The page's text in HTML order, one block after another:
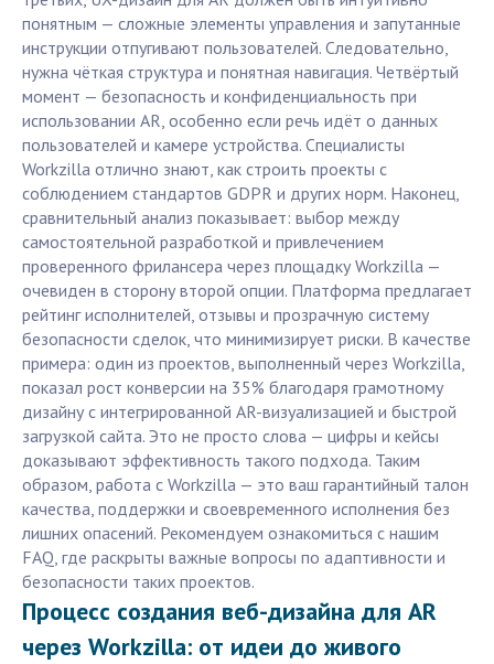
понятным — сложные элементы управления и запутанные
инструкции отпугивают пользователей. Следовательно,
нужна чёткая структура и понятная навигация. Четвёртый
момент — безопасность и конфиденциальность при
использовании AR, особенно если речь идёт о данных
пользователей и камере устройства. Специалисты
Workzilla отлично знают, как строить проекты с
соблюдением стандартов GDPR и других норм. Наконец,
сравнительный анализ показывает: выбор между
самостоятельной разработкой и привлечением
проверенного фрилансера через площадку Workzilla —
очевиден в сторону второй опции. Платформа предлагает
рейтинг исполнителей, отзывы и прозрачную систему
безопасности сделок, что минимизирует риски. В качестве
примера: один из проектов, выполненный через Workzilla,
показал рост конверсии на 35% благодаря грамотному
дизайну с интегрированной AR-визуализацией и быстрой
загрузкой сайта. Это не просто слова — цифры и кейсы
доказывают эффективность такого подхода. Таким
образом, работа с Workzilla — это ваш гарантийный талон
качества, поддержки и своевременного исполнения без
лишних опасений. Рекомендуем ознакомиться с нашим
FAQ, где раскрыты важные вопросы по адаптивности и
безопасности таких проектов.
Процесс создания веб-дизайна для AR
через Workzilla: от идеи до живого